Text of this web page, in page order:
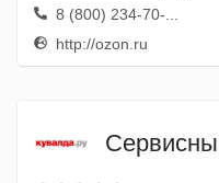
8 (800) 234-70-...
http://ozon.ru